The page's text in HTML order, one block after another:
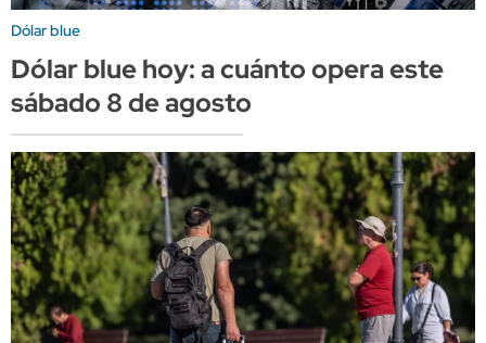
Dólar blue
Dólar blue hoy: a cuánto opera este
sábado 8 de agosto